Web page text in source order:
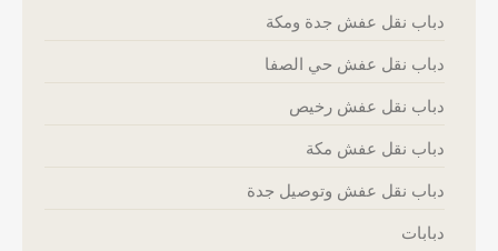
دباب نقل عفش جدة ومكة
دباب نقل عفش حي الصفا
دباب نقل عفش رخيص
دباب نقل عفش مكة
دباب نقل عفش وتوصيل جدة
دبابات